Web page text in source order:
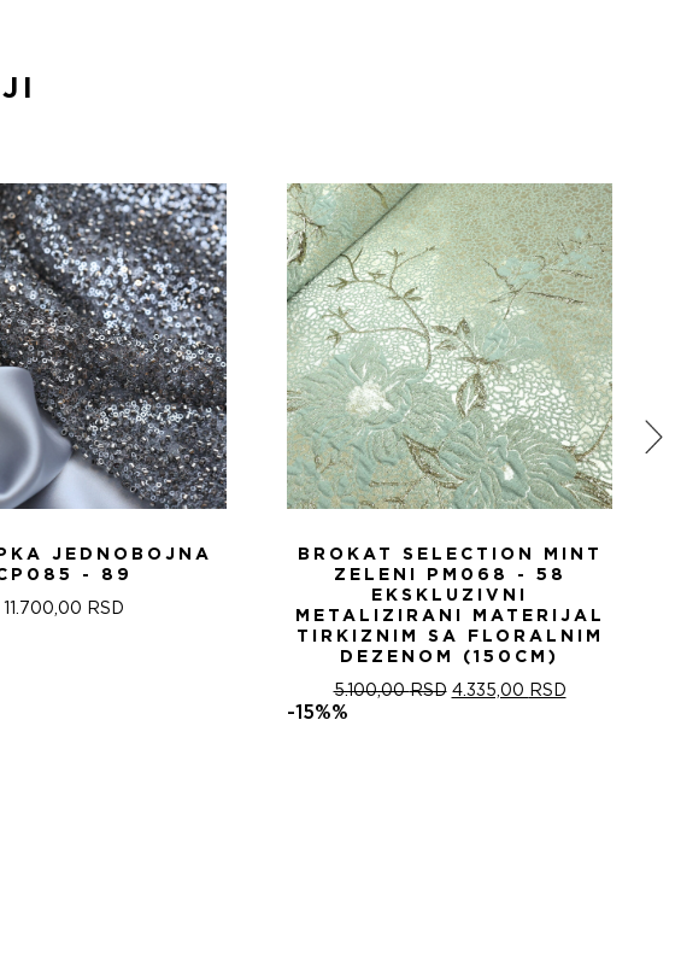
JEDNOBOJNA
- 89
11.700,00 RSD
BROKAT SELECTION MINT
ZELENI PM068 - 58
EKSKLUZIVNI
METALIZIRANI MATERIJAL
TIRKIZNIM SA FLORALNIM
DEZENOM (150CM)
5.100,00RSD ОРИГИНАЛНА
4.335,00 RSDТРЕНУТНА
-15%%